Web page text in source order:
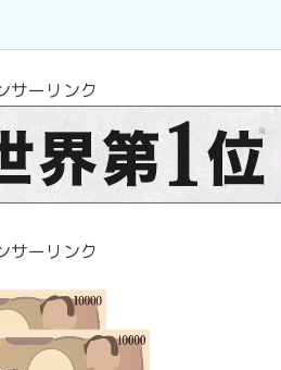
サーリンク
サーリンク